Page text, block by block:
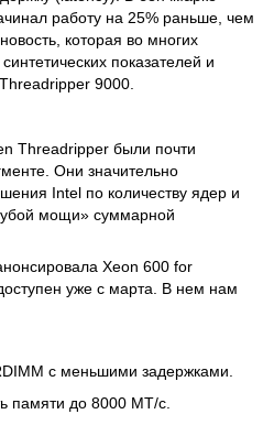
работу на 25% раньше, чем
которая во многих
показателей и
9000.
Threadripper были почти
Они значительно
Intel по количеству ядер и
мощи» суммарной
Xeon 600 for
уже с марта. В нем нам
с меньшими задержками.
памяти до 8000 МТ/с.